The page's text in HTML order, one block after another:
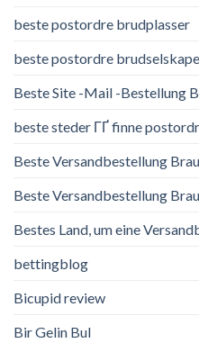
beste postordre brudplasser
beste postordre
Beste Site -Mail -Bestellung
beste steder ГҐ finne
Beste Versandbestellung
Beste Versandbestellung
Bestes Land, um eine
bettingblog
Bicupid review
Bir Gelin Bul